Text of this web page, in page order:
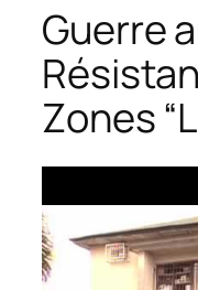
Guerre
Zones